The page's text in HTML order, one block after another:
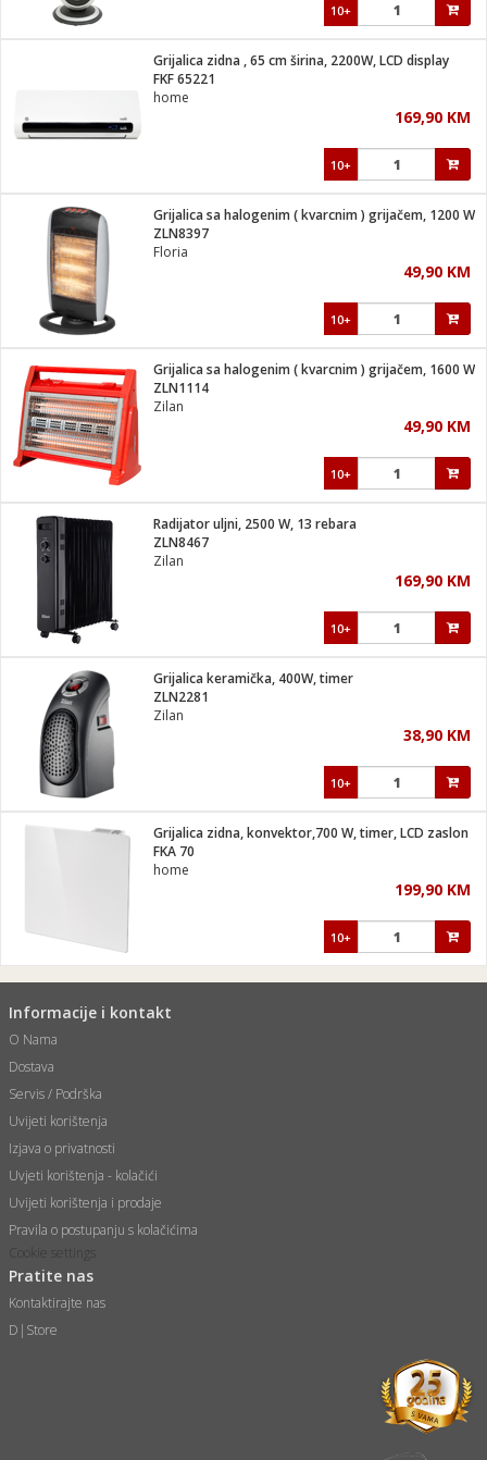
10+
Grijalica zidna , 65 cm širina, 2200W, LCD display
FKF 65221
home
169,90 KM
10+
Grijalica sa halogenim ( kvarcnim ) grijačem, 1200 W
ZLN8397
Floria
49,90 KM
10+
Grijalica sa halogenim ( kvarcnim ) grijačem, 1600 W
ZLN1114
Zilan
49,90 KM
10+
Radijator uljni, 2500 W, 13 rebara
ZLN8467
Zilan
169,90 KM
10+
Grijalica keramička, 400W, timer
ZLN2281
Zilan
38,90 KM
10+
Grijalica zidna, konvektor,700 W, timer, LCD zaslon
FKA 70
home
199,90 KM
10+
Informacije i kontakt
O Nama
Dostava
Servis / Podrška
Uvijeti korištenja
Izjava o privatnosti
Uvjeti korištenja - kolačići
Uvijeti korištenja i prodaje
Pravila o postupanju s kolačićima
Cookie settings
Pratite nas
Kontaktirajte nas
D|Store